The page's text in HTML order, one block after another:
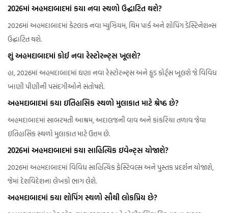
2026માં અહમદાબાદમાં કયા નવા સ્થળો ઉદ્ઘાટિત થશે?
2026માં અહમદાબાદમાં કેટલાક નવા મ્યુઝિયમ, થિમ પાર્ક અને શોપિંગ ડેસ્ટિનેશન્સ
ઉદ્ઘાટિત થશે.
શું અહમદાબાદમાં કોઈ નવા રેસ્ટોરન્ટ્સ ખૂલશે?
હા, 2026માં અહમદાબાદમાં ઘણા નવા રેસ્ટોરન્ટ્સ અને ફૂડ કોર્ટ્સ ખૂલશે જે વિવિધ
ખાણી પીણીની પસંદગીઓને સંતોષશે.
અહમદાબાદમાં કયા ઇતિહાસિક સ્થળો મુલાકાત માટે શ્રેષ્ઠ છે?
અહમદાબાદમાં સાબરમતી આશ્રમ, અદાલજની વાવ અને કાંકરિયા તળાવ જેવા
ઇતિહાસિક સ્થળો મુલાકાત માટે ઉત્તમ છે.
2026માં અહમદાબાદમાં કયા સાહિત્યિક ઇવેન્ટ્સ યોજાશે?
2026માં અહમદાબાદમાં વિવિધ સાહિત્યિક ફેસ્ટિવલ્સ અને પુસ્તક પ્રદર્શન યોજાશે,
જેમાં દેશવિદેશના લેખકો ભાગ લેશે.
અહમદાબાદમાં કયા શોપિંગ સ્થળો સૌથી લોકપ્રિય છે?